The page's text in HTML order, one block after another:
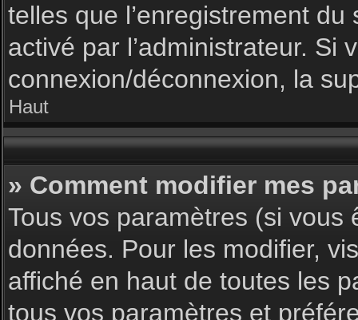
telles que l’enregistrement
activé par l’administrateur. Si
connexion/déconnexion, la
Haut
» Comment modifier mes
Tous vos paramètres (si
données. Pour les modifier,
affiché en haut de toutes les
tous vos paramètres et